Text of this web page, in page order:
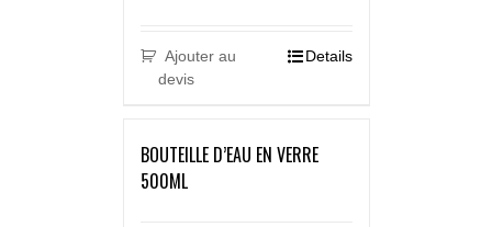
Ajouter au
devis
Details
BOUTEILLE D’EAU EN VERRE
500ML